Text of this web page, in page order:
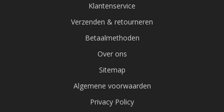
Klantenservice
Verzenden & retourneren
Betaalmethoden
Over ons
Sitemap
Algemene voorwaarden
Privacy Policy